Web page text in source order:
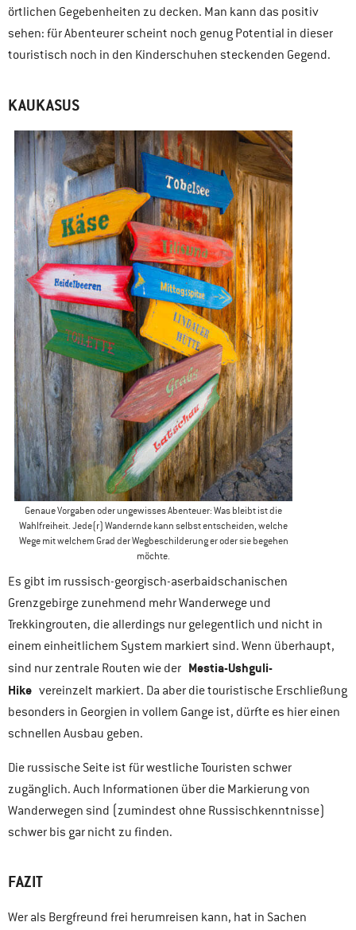
örtlichen Gegebenheiten zu decken. Man kann das positiv
sehen: für Abenteurer scheint noch genug Potential in dieser
touristisch noch in den Kinderschuhen steckenden Gegend.
KAUKASUS
Genaue Vorgaben oder ungewisses Abenteuer: Was bleibt ist die
Wahlfreiheit. Jede(r) Wandernde kann selbst entscheiden, welche
Wege mit welchem Grad der Wegbeschilderung er oder sie begehen
möchte.
Es gibt im russisch-georgisch-aserbaidschanischen
Grenzgebirge zunehmend mehr Wanderwege und
Trekkingrouten, die allerdings nur gelegentlich und nicht in
einem einheitlichem System markiert sind. Wenn überhaupt,
sind nur zentrale Routen wie der Mestia-Ushguli-
Hike vereinzelt markiert. Da aber die touristische Erschließung
besonders in Georgien in vollem Gange ist, dürfte es hier einen
schnellen Ausbau geben.
Die russische Seite ist für westliche Touristen schwer
zugänglich. Auch Informationen über die Markierung von
Wanderwegen sind (zumindest ohne Russischkenntnisse)
schwer bis gar nicht zu finden.
FAZIT
Wer als Bergfreund frei herumreisen kann, hat in Sachen